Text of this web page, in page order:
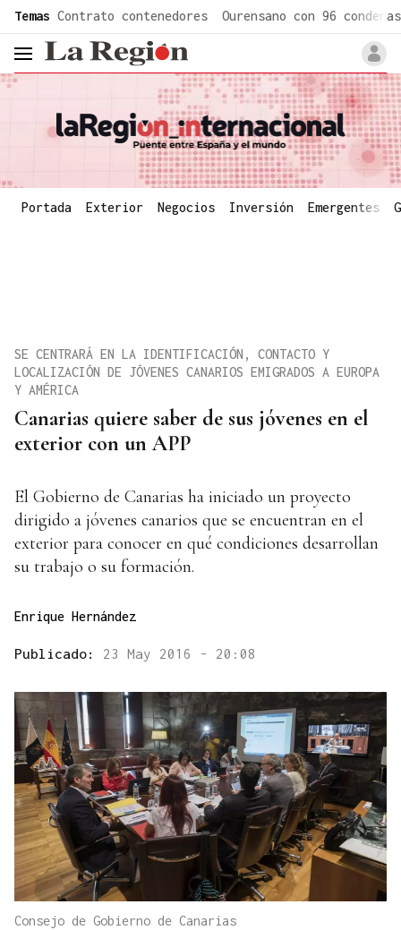
Temas Contrato contenedores Ourensano con 96 condenas
header.menu.open
Portada Exterior Negocios Inversión Emergentes
Canarias quiere saber de sus jóvenes en el
exterior con un APP
SE CENTRARÁ EN LA IDENTIFICACIÓN, CONTACTO Y
LOCALIZACIÓN DE JÓVENES CANARIOS EMIGRADOS A EUROPA
Y AMÉRICA
El Gobierno de Canarias ha iniciado un proyecto
dirigido a jóvenes canarios que se encuentran en el
exterior para conocer en qué condiciones desarrollan
su trabajo o su formación.
Enrique Hernández
Publicado: 23 May 2016 - 20:08
Consejo de Gobierno de Canarias